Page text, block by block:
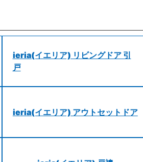
ieria(イエリア) リビングドア 引
戸
ieria(イエリア) アウトセットドア